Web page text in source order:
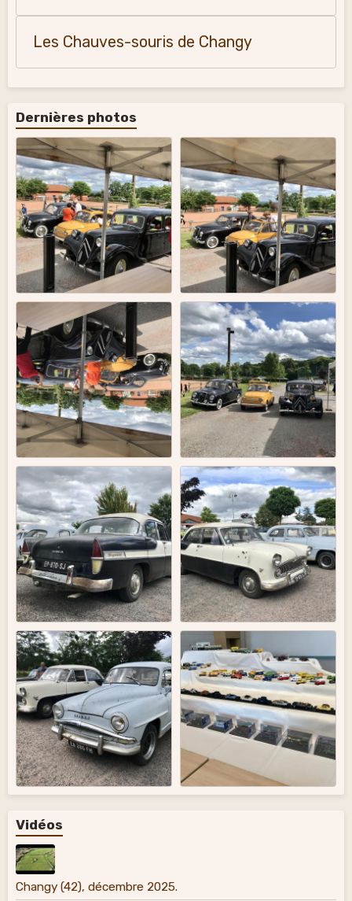
Les Chauves-souris de Changy
Dernières photos
Vidéos
Changy (42), décembre 2025.